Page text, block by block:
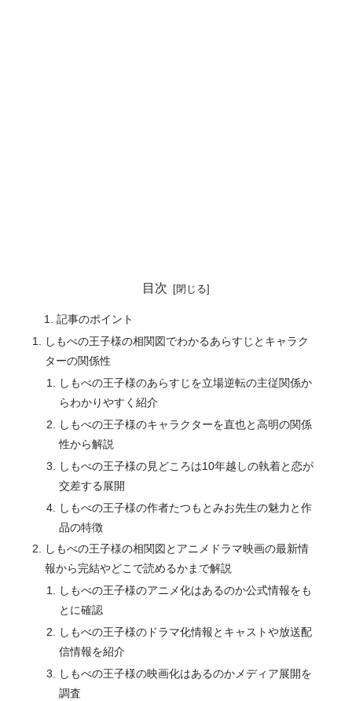
目次
記事のポイント
しもべの王子様の相関図でわかるあらすじとキャラク
ターの関係性
しもべの王子様のあらすじを立場逆転の主従関係か
らわかりやすく紹介
しもべの王子様のキャラクターを直也と高明の関係
性から解説
しもべの王子様の見どころは10年越しの執着と恋が
交差する展開
しもべの王子様の作者たつもとみお先生の魅力と作
品の特徴
しもべの王子様の相関図とアニメドラマ映画の最新情
報から完結やどこで読めるかまで解説
しもべの王子様のアニメ化はあるのか公式情報をも
とに確認
しもべの王子様のドラマ化情報とキャストや放送配
信情報を紹介
しもべの王子様の映画化はあるのかメディア展開を
調査